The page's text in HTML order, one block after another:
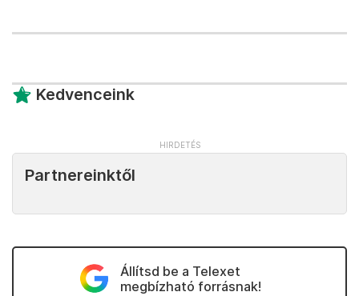
Kedvenceink
Partnereinktől
Állítsd be a Telexet
megbízható forrásnak!